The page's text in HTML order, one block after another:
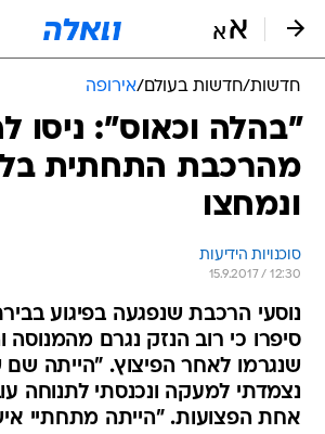
חדשות/חדשות בעולם/אירופה
"בהלה וכאוס": ניסו
מהרכבת התחתית
ונמחצו
סוכנויות הידיעות
15.9.2017 / 12:30
נוסעי הרכבת שנפגעה בפיגוע
סיפרו כי רוב הנזק נגרם מהמנוסה
שנגרמו לאחר הפיצוץ. "הייתה
נצמדתי למעקה ונכנסתי לתנוחה
אחת הפצועות. "הייתה מתחתיי